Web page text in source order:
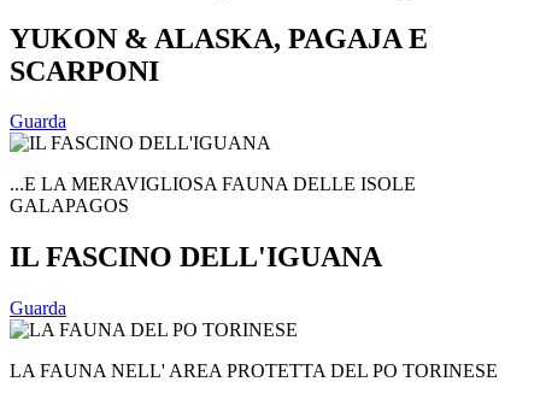
YUKON & ALASKA, PAGAJA E
SCARPONI
Guarda
...E LA MERAVIGLIOSA FAUNA DELLE ISOLE
GALAPAGOS
IL FASCINO DELL'IGUANA
Guarda
LA FAUNA NELL' AREA PROTETTA DEL PO TORINESE